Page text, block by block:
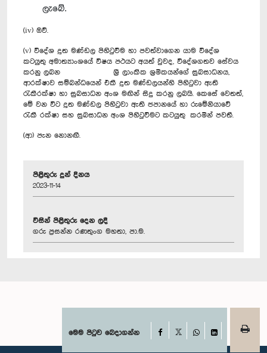
ලැබේ.
(iv) ඔව්.
(v) විදේශ දූත මණ්ඩල පිහිටුවීම හා පවත්වාගෙන යාම විදේශ
කටයුතු අමාත්‍යාංශයේ විෂය පථයට අයත් වුවද, විදේශගතව සේවය
කරනු ලබන ශ්‍රී ලාංකික ශ්‍රමිකයන්ගේ සුබසාධනය,
ආරක්ෂාව සම්බන්ධයෙන් එකී දූත මණ්ඩලයන්හි පිහිටුවා ඇති
රැකීරක්ෂා හා සුබසාධන අංශ මඟින් සිදු කරනු ලබයි. කෙසේ වෙතත්,
මේ වන විට දූත මණ්ඩල පිහිටුවා ඇති ජපානයේ හා රුමේනියාවේ
රැකී රක්ෂා සහ සුබසාධන අංශ පිහිටුවීමට කටයුතු කරමින් පවතී.
(ආ) පැන නොනඟී.
පිළිතුරු දුන් දිනය
2023-11-14
විසින් පිළිතුරු දෙන ලදී
ගරු ප්‍රසන්න රණතුංග මහතා, පා.ම.
මෙම පිටුව බෙදාගන්න Facebook
WhatsAppLinkedIn